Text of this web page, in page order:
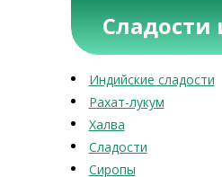
Сладости
Индийские сладости
Рахат-лукум
Халва
Сладости
Сиропы